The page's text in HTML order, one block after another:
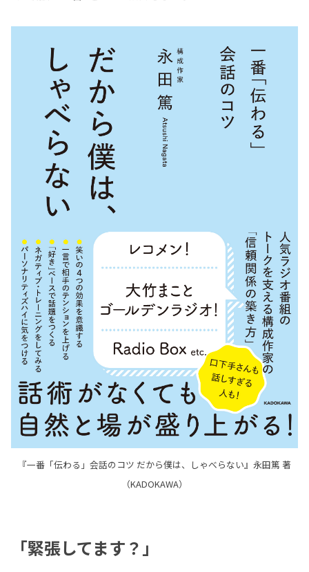
『一番「伝わる」会話のコツ だから僕は、しゃべらない』永田篤 著
（KADOKAWA）
「緊張してます？」